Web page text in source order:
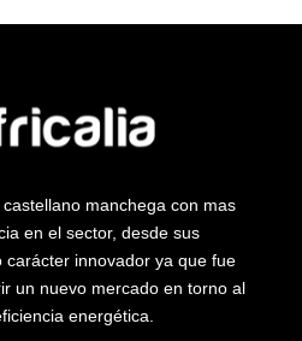
manchega con mas
en el sector, desde sus
carácter innovador ya que fue
un nuevo mercado en torno al
energética.